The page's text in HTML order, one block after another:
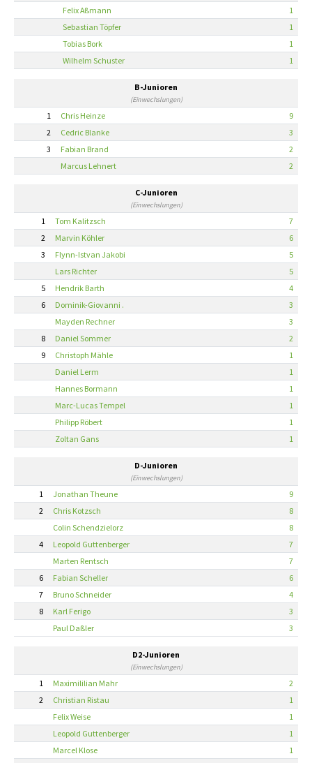
Felix Aßmann
1
Sebastian Töpfer
1
Tobias Bork
1
Wilhelm Schuster
1
B-Junioren
(Einwechslungen)
1 Chris Heinze
9
2
Cedric Blanke
3
3
Fabian Brand
2
Marcus Lehnert
2
C-Junioren
(Einwechslungen)
1 Tom Kalitzsch
7
2
Marvin Köhler
6
3
Flynn-Istvan Jakobi
5
Lars Richter
5
5
Hendrik Barth
4
6
Dominik-Giovanni .
3
Mayden Rechner
3
8
Daniel Sommer
2
9
Christoph Mähle
1
Daniel Lerm
1
Hannes Bormann
1
Marc-Lucas Tempel
1
Philipp Röbert
1
Zoltan Gans
1
D-Junioren
(Einwechslungen)
1 Jonathan Theune
9
2
Chris Kotzsch
8
Colin Schendzielorz
8
4
Leopold Guttenberger
7
Marten Rentsch
7
6
Fabian Scheller
6
7
Bruno Schneider
4
8
Karl Ferigo
3
Paul Daßler
3
D2-Junioren
(Einwechslungen)
1 Maximililian Mahr
2
2
Christian Ristau
1
Felix Weise
1
Leopold Guttenberger
1
Marcel Klose
1